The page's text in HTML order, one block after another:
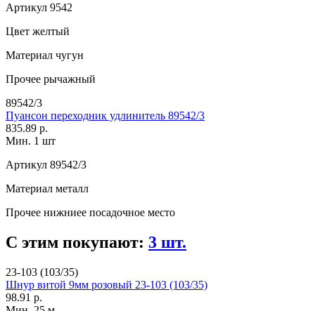
Артикул 9542
Цвет желтый
Материал чугун
Прочее рычажный
89542/3
Пуансон переходник удлинитель 89542/3
835.89 р.
Мин. 1 шт
Артикул 89542/3
Материал металл
Прочее нижниее посадочное место
С этим покупают: 3 шт.
23-103 (103/35)
Шнур витой 9мм розовый 23-103 (103/35)
98.91 р.